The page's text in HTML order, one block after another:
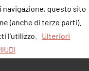
questo sito
(anche di terze parti).
l'utilizzo.
Ulteriori